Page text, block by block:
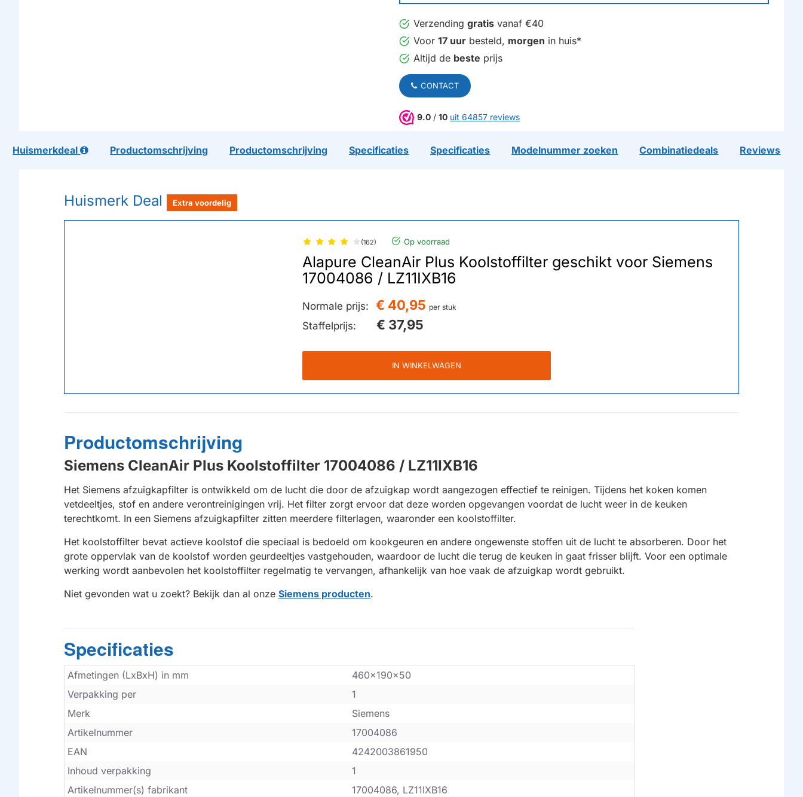
Verzending gratis vanaf €40
Voor 17 uur besteld, morgen in huis*
Altijd de beste prijs
CONTACT
9.0 / 10 uit 64857 reviews
Huismerkdeal Productomschrijving Productomschrijving Specificaties Specificaties Modelnummer zoeken Combinatiedeals Reviews
Huismerk Deal Extra voordelig
(162) Op voorraad
Alapure CleanAir Plus Koolstoffilter geschikt voor Siemens
17004086 / LZ11IXB16
Normale prijs: € 40,95 per stuk
Staffelprijs: € 37,95
IN WINKELWAGEN
Productomschrijving
Siemens CleanAir Plus Koolstoffilter 17004086 / LZ11IXB16
Het Siemens afzuigkapfilter is ontwikkeld om de lucht die door de afzuigkap wordt aangezogen effectief te reinigen. Tijdens het koken komen
vetdeeltjes, stof en andere verontreinigingen vrij. Het filter zorgt ervoor dat deze worden opgevangen voordat de lucht weer in de keuken
terechtkomt. In een Siemens afzuigkapfilter zitten meerdere filterlagen, waaronder een koolstoffilter.
Het koolstoffilter bevat actieve koolstof die speciaal is bedoeld om kookgeuren en andere ongewenste stoffen uit de lucht te absorberen. Door het
grote oppervlak van de koolstof worden geurdeeltjes vastgehouden, waardoor de lucht die terug de keuken in gaat frisser blijft. Voor een optimale
werking wordt aanbevolen het koolstoffilter regelmatig te vervangen, afhankelijk van hoe vaak de afzuigkap wordt gebruikt.
Niet gevonden wat u zoekt? Bekijk dan al onze Siemens producten.
Specificaties
Afmetingen (LxBxH) in mm
460x190x50
Verpakking per
1
Merk
Siemens
Artikelnummer
17004086
EAN
4242003861950
Inhoud verpakking
1
Artikelnummer(s) fabrikant
17004086, LZ11IXB16